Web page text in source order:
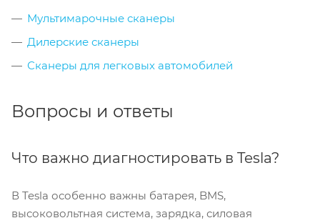
Мультимарочные сканеры
Дилерские сканеры
Сканеры для легковых автомобилей
Вопросы и ответы
Что важно диагностировать в Tesla?
В Tesla особенно важны батарея, BMS,
высоковольтная система, зарядка, силовая